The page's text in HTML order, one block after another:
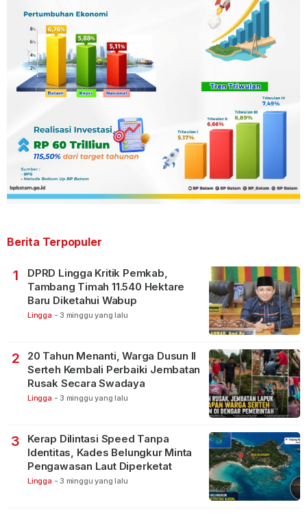
Berita Terpopuler
1
DPRD Lingga Kritik Pemkab,
Tambang Timah 11.540 Hektare
Baru Diketahui Wabup
Lingga - 3 minggu yang lalu
2
20 Tahun Menanti, Warga Dusun II
Serteh Kembali Perbaiki Jembatan
Rusak Secara Swadaya
Lingga - 3 minggu yang lalu
3
Kerap Dilintasi Speed Tanpa
Identitas, Kades Belungkur Minta
Pengawasan Laut Diperketat
Lingga - 3 minggu yang lalu